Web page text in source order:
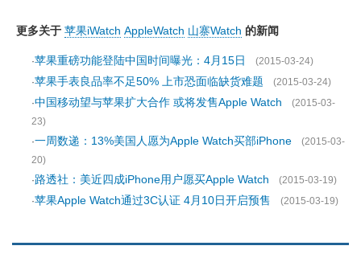
更多关于 苹果iWatch AppleWatch 山寨Watch 的新闻
·苹果重磅功能登陆中国时间曝光：4月15日
(2015-03-24)
·苹果手表良品率不足50% 上市恐面临缺货难题
(2015-03-24)
·中国移动望与苹果扩大合作 或将发售Apple Watch
(2015-03-
23)
·一周数递：13%美国人愿为Apple Watch买部iPhone
(2015-03-
20)
·路透社：美近四成iPhone用户愿买Apple Watch
(2015-03-19)
·苹果Apple Watch通过3C认证 4月10日开启预售 (2015-03-19)